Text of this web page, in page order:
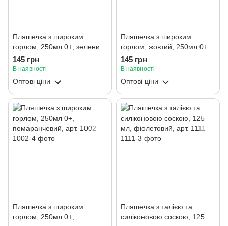
Пляшечка з широким
горлом, 250мл 0+, зелений,
арт. 1002
145 грн
В наявності
Оптові ціни
Пляшечка з широким
горлом, жовтий, 250мл 0+,
арт. 1002
145 грн
В наявності
Оптові ціни
Пляшечка з широким
горлом, 250мл 0+,
Пляшечка з талією та
силіконовою соскою, 125